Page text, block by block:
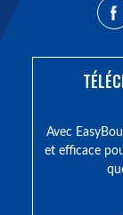
Avec
et efficace